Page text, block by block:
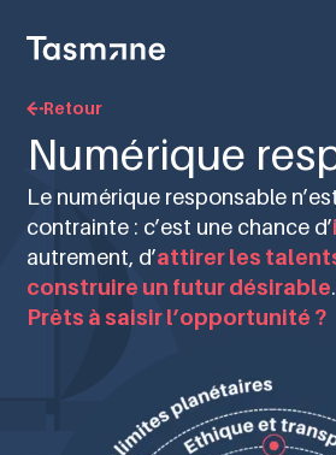
Retour
Numérique
Le numérique responsable
contrainte : c’est une chance d’
autrement, d’attirer les
construire un futur désirable.
Prêts à saisir l’opportunité ?